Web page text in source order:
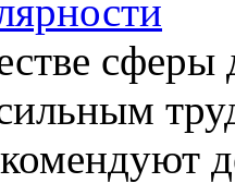
сферы